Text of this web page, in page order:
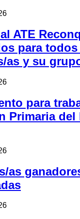
ATE
para
as y su
para
Primaria del
as